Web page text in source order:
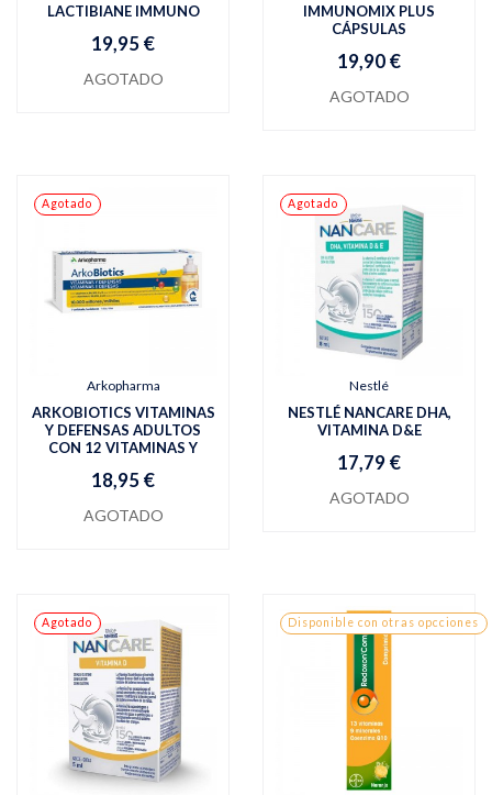
LACTIBIANE IMMUNO
19,95 €
AGOTADO
IMMUNOMIX PLUS
CÁPSULAS
19,90 €
AGOTADO
Agotado
Arkopharma
ARKOBIOTICS VITAMINAS
Y DEFENSAS ADULTOS
CON 12 VITAMINAS Y
18,95 €
AGOTADO
Agotado
Nestlé
NESTLÉ NANCARE DHA,
VITAMINA D&E
17,79 €
AGOTADO
Agotado Disponible con otras opcciones